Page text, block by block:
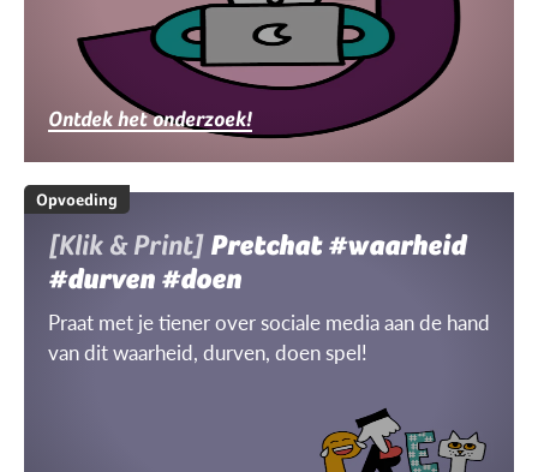
Ontdek het onderzoek!
Opvoeding
[Klik & Print] Pretchat #waarheid
#durven #doen
Praat met je tiener over sociale media aan de hand
van dit waarheid, durven, doen spel!